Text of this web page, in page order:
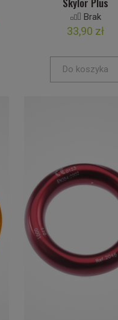
Brak
33,90 zł
Do koszyka